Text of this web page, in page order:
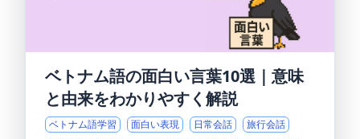
ベトナム語の面白い言葉10選｜意味
と由来をわかりやすく解説
ベトナム語学習 面白い表現 日常会話
旅行会話